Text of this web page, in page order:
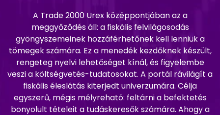
A Trade 2000 Urex középpontjában az a
meggyőződés áll: a fiskális felvilágosodás
gyöngyszemeinek hozzáférhetőnek kell lenniük a
tömegek számára. Ez a menedék kezdőknek készült,
rengeteg nyelvi lehetőséget kínál, és figyelembe
veszi a költségvetés-tudatosokat. A portál rávilágít a
fiskális éleslátás kiterjedt univerzumára. Célja
egyszerű, mégis mélyreható: feltárni a befektetés
bonyolult tételeit a tudáskeresők számára. Ahogy a